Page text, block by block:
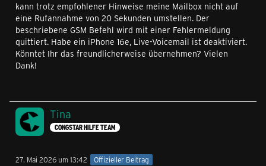
kann trotz empfohlener Hinweise meine Mailbox nicht auf
eine Rufannahme von 20 Sekunden umstellen. Der
beschriebene GSM Befehl wird mit einer Fehlermeldung
quittiert. Habe ein iPhone 16e, Live-Voicemail ist deaktiviert.
Könntet Ihr das freundlicherweise übernehmen? Vielen
Dank!
Tina
CONGSTAR HILFE TEAM
27. Mai 2026 um 13:42 Offizieller Beitrag